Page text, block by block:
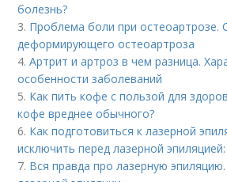
болезнь?
3. Проблема боли при остеоартрозе.
деформирующего остеоартроза
4.Артрит и артроз в чем разница.
особенности заболеваний
5. Как пить кофе с пользой для
кофе вреднее обычного?
6. Как подготовиться к лазерной
исключить перед лазерной
7. Вся правда про лазерную